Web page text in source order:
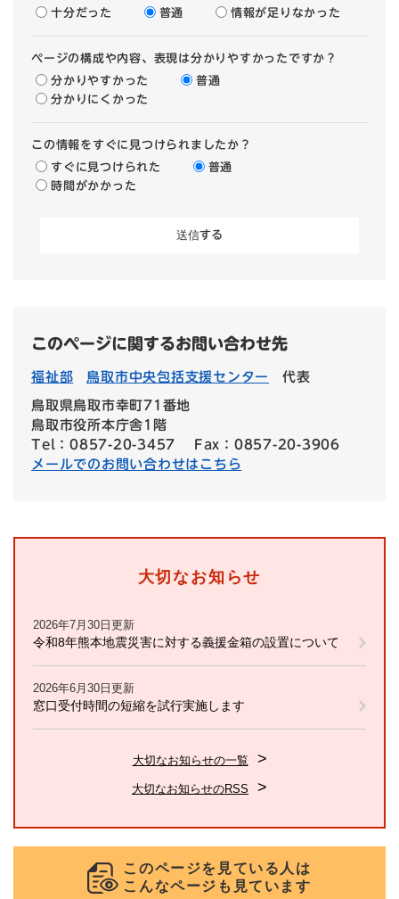
十分だった 普通 情報が足りなかった
ページの構成や内容、表現は分かりやすかったですか？
分かりやすかった
普通
分かりにくかった
この情報をすぐに見つけられましたか？
すぐに見つけられた
普通
時間がかかった
このページに関するお問い合わせ先
福祉部 鳥取市中央包括支援センター 代表
鳥取県鳥取市幸町71番地
鳥取市役所本庁舎1階
Tel：0857-20-3457
Fax：0857-20-3906
メールでのお問い合わせはこちら
大切なお知らせ
2026年7月30日更新
令和8年熊本地震災害に対する義援金箱の設置について
2026年6月30日更新
窓口受付時間の短縮を試行実施します
大切なお知らせの一覧
大切なお知らせのRSS
このページを見ている人は
こんなページも見ています